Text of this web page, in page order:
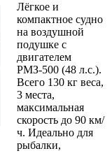
Лёгкое и
компактное судно
на воздушной
подушке с
двигателем
РМЗ-500 (48 л.с.).
Всего 130 кг веса,
3 места,
максимальная
скорость до 90 км/
ч. Идеально для
рыбалки,